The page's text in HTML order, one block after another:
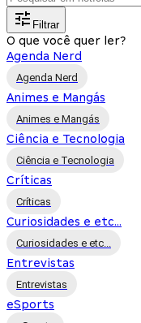
Filtrar
O que você quer ler?
Agenda Nerd
Agenda Nerd
Animes e Mangás
Animes e Mangás
Ciência e Tecnologia
Ciência e Tecnologia
Críticas
Críticas
Curiosidades e etc...
Curiosidades e etc...
Entrevistas
Entrevistas
eSports